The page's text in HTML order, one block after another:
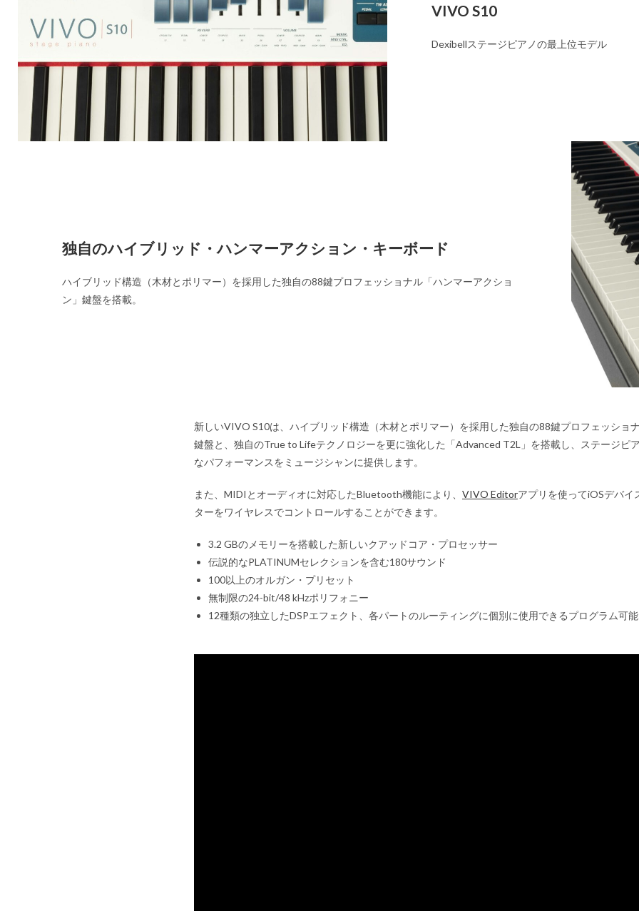
VIVO S10
Dexibellステージピアノの最上位モデル
独自のハイブリッド・ハンマーアクション・キーボード
ハイブリッド構造（木材とポリマー）を採用した独自の88鍵プロフェッショナル「ハンマーアクショ
ン」鍵盤を搭載。
新しいVIVO S10は、ハイブリッド構造（木材とポリマー）を採用した独自の88鍵プロフェッショ
鍵盤と、独自のTrue to Lifeテクノロジーを更に強化した「Advanced T2L」を搭載し、ステージピ
なパフォーマンスをミュージシャンに提供します。
また、MIDIとオーディオに対応したBluetooth機能により、 VIVO Editorアプリを使ってiOSデバイ
ターをワイヤレスでコントロールすることができます。
3.2 GBのメモリーを搭載した新しいクアッドコア・プロセッサー
伝説的なPLATINUMセレクションを含む180サウンド
100以上のオルガン・プリセット
無制限の24-bit/48 kHzポリフォニー
12種類の独立したDSPエフェクト、各パートのルーティングに個別に使用できるプログラム可